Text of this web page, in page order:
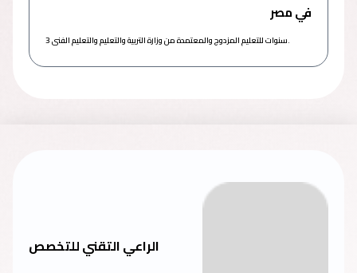
في مصر
3 سنوات للتعليم المزدوج والمعتمدة من وزارة التربية والتعليم والتعليم الفنى.
الراعي التقني للتخصص